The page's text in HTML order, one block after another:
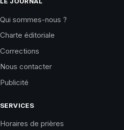
Qui sommes-nous ?
Charte éditoriale
Corrections
Nous contacter
Publicité
SERVICES
Horaires de prières